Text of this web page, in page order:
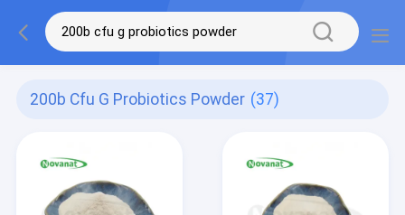
200b Cfu G Probiotics Powder (37)